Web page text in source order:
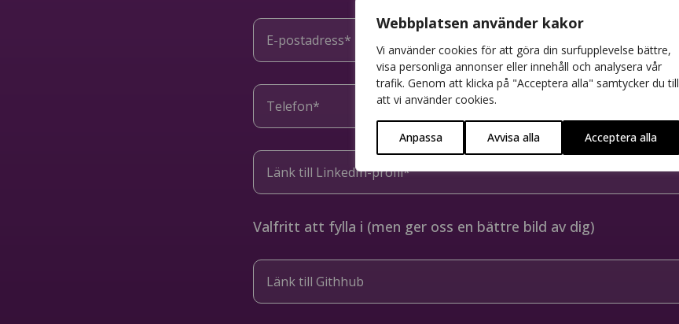
Webbplatsen använder kakor
Vi använder cookies för att göra din surfupplevelse bättre,
visa personliga annonser eller innehåll och analysera vår
trafik. Genom att klicka på "Acceptera alla" samtycker du till
att vi använder cookies.
Anpassa Avvisa alla Acceptera alla
Valfritt att fylla i (men ger oss en bättre bild av dig)